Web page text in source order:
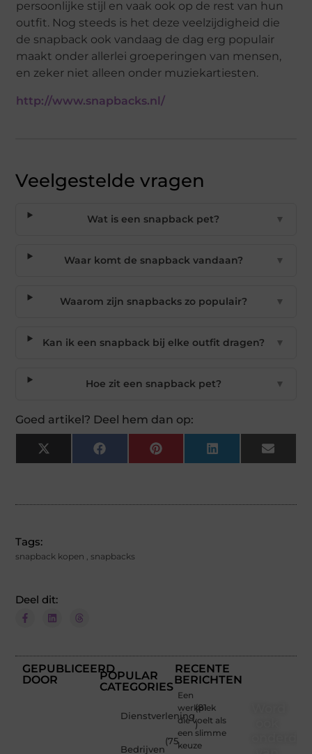
persoonlijke stijl en vaak ook op de rest van hun
outfit. Nog steeds is het deze veelzijdigheid die
de snapback ook vandaag de dag erg populair
maakt onder allerlei groeperingen van mensen,
en zeker niet alleen onder muziekartiesten.
http://www.snapbacks.nl/
Veelgestelde vragen
Wat is een snapback pet? ▼
Waar komt de snapback vandaan? ▼
Waarom zijn snapbacks zo populair? ▼
Kan ik een snapback bij elke outfit dragen? ▼
Hoe zit een snapback pet? ▼
Goed artikel? Deel hem dan op:
X
(Twitter)
Facebook Pinterest LinkedIn Email
Tags:
snapback kopen snapbacks
Deel dit:
GEPUBLICEERD
DOOR
POPULAR
CATEGORIES
Dienstverlening
(81
)
Bedrijven
(75
RECENTE
BERICHTEN
Een
werkplek
die voelt als
een slimme
keuze